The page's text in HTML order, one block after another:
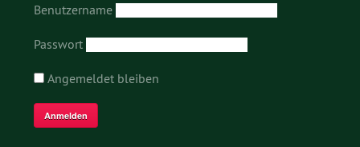
Benutzername
Passwort
Angemeldet bleiben